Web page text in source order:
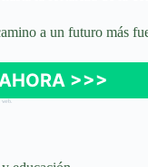
a un futuro más
>>>